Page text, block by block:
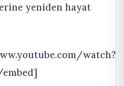
yeniden hayat
watch?
embed]